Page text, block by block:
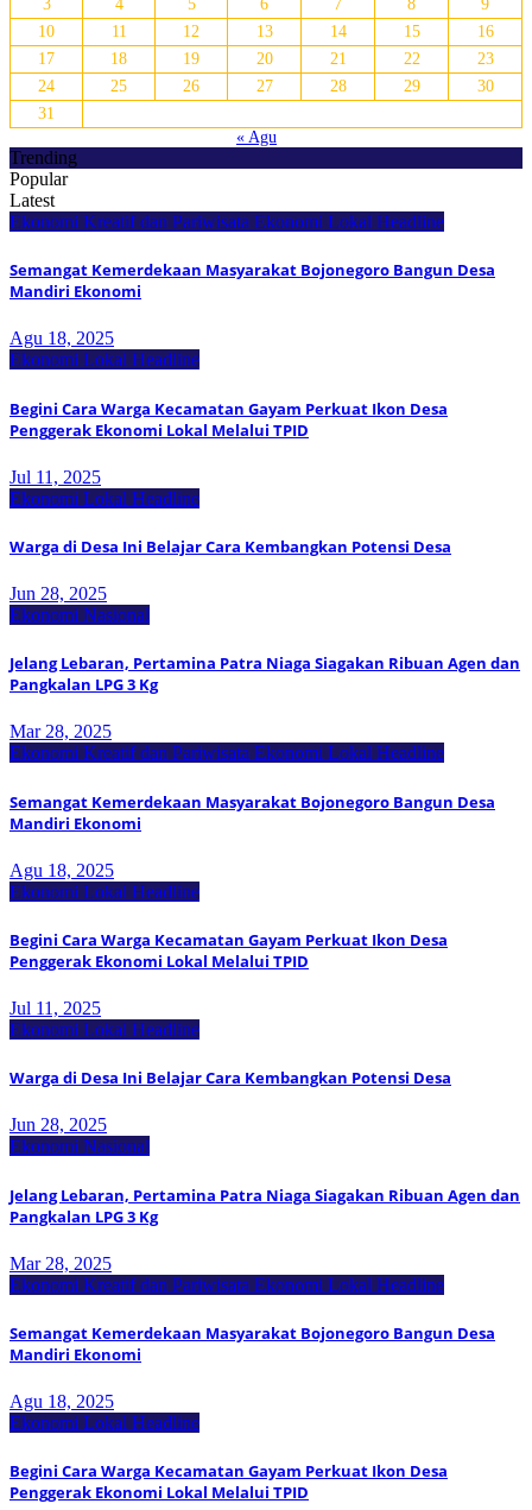
3
4 5 6 7 8
9
10
11 12 13 14 15
16
17
18 19 20 21 22
23
24
25 26 27 28 29
30
31
« Agu
Trending
Popular
Latest
Ekonomi Kreatif dan Pariwisata Ekonomi Lokal Headline
Semangat Kemerdekaan Masyarakat Bojonegoro Bangun Desa
Mandiri Ekonomi
Agu 18, 2025
Ekonomi Lokal Headline
Begini Cara Warga Kecamatan Gayam Perkuat Ikon Desa
Penggerak Ekonomi Lokal Melalui TPID
Jul 11, 2025
Ekonomi Lokal Headline
Warga di Desa Ini Belajar Cara Kembangkan Potensi Desa
Jun 28, 2025
Ekonomi Nasional
Jelang Lebaran, Pertamina Patra Niaga Siagakan Ribuan Agen dan
Pangkalan LPG 3 Kg
Mar 28, 2025
Ekonomi Kreatif dan Pariwisata Ekonomi Lokal Headline
Semangat Kemerdekaan Masyarakat Bojonegoro Bangun Desa
Mandiri Ekonomi
Agu 18, 2025
Ekonomi Lokal Headline
Begini Cara Warga Kecamatan Gayam Perkuat Ikon Desa
Penggerak Ekonomi Lokal Melalui TPID
Jul 11, 2025
Ekonomi Lokal Headline
Warga di Desa Ini Belajar Cara Kembangkan Potensi Desa
Jun 28, 2025
Ekonomi Nasional
Jelang Lebaran, Pertamina Patra Niaga Siagakan Ribuan Agen dan
Pangkalan LPG 3 Kg
Mar 28, 2025
Ekonomi Kreatif dan Pariwisata Ekonomi Lokal Headline
Semangat Kemerdekaan Masyarakat Bojonegoro Bangun Desa
Mandiri Ekonomi
Agu 18, 2025
Ekonomi Lokal Headline
Begini Cara Warga Kecamatan Gayam Perkuat Ikon Desa
Penggerak Ekonomi Lokal Melalui TPID